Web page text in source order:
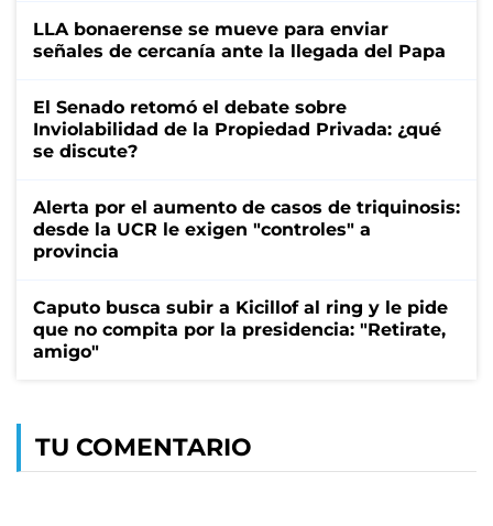
LLA bonaerense se mueve para enviar
señales de cercanía ante la llegada del Papa
El Senado retomó el debate sobre
Inviolabilidad de la Propiedad Privada: ¿qué
se discute?
Alerta por el aumento de casos de triquinosis:
desde la UCR le exigen "controles" a
provincia
Caputo busca subir a Kicillof al ring y le pide
que no compita por la presidencia: "Retirate,
amigo"
TU COMENTARIO